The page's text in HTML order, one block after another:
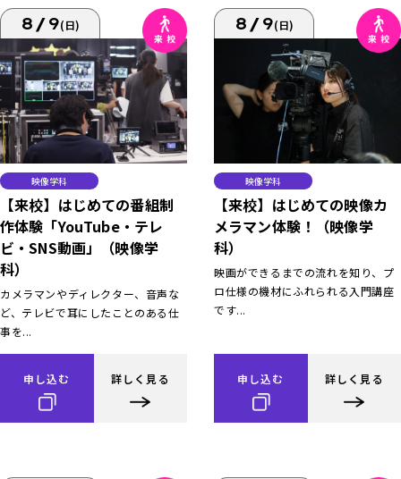
8/9(日)
映像学科
【来校】はじめての番組制
作体験「YouTube・テレ
ビ・SNS動画」（映像学
科）
カメラマンやディレクター、音声な
ど、テレビで耳にしたことのある仕
事を...
申し込む 詳しく見る
8/9(日)
映像学科
【来校】はじめての映像カ
メラマン体験！（映像学
科）
映画ができるまでの流れを知り、プ
ロ仕様の機材にふれられる入門講座
です...
申し込む 詳しく見る